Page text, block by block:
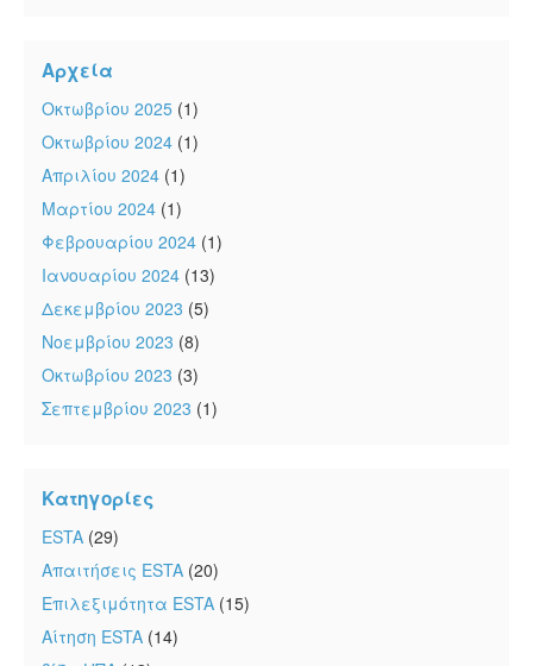
Αρχεία
Οκτωβρίου 2025 (1)
Οκτωβρίου 2024 (1)
Απριλίου 2024 (1)
Μαρτίου 2024 (1)
Φεβρουαρίου 2024 (1)
Ιανουαρίου 2024 (13)
Δεκεμβρίου 2023 (5)
Νοεμβρίου 2023 (8)
Οκτωβρίου 2023 (3)
Σεπτεμβρίου 2023 (1)
Κατηγορίες
ESTA (29)
Απαιτήσεις ESTA (20)
Επιλεξιμότητα ESTA (15)
Αίτηση ESTA (14)